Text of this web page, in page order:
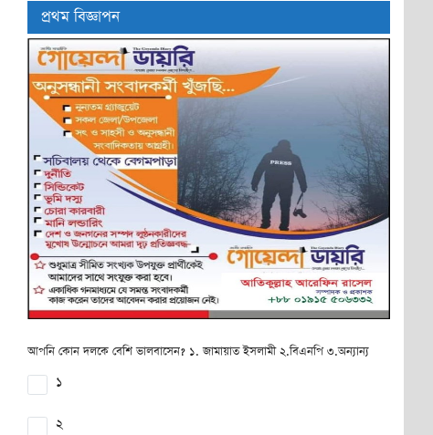
প্রথম বিজ্ঞাপন
আপনি কোন দলকে বেশি ভালবাসেন? ১. জামায়াত ইসলামী ২.বিএনপি ৩.অন্যান্য
১
২